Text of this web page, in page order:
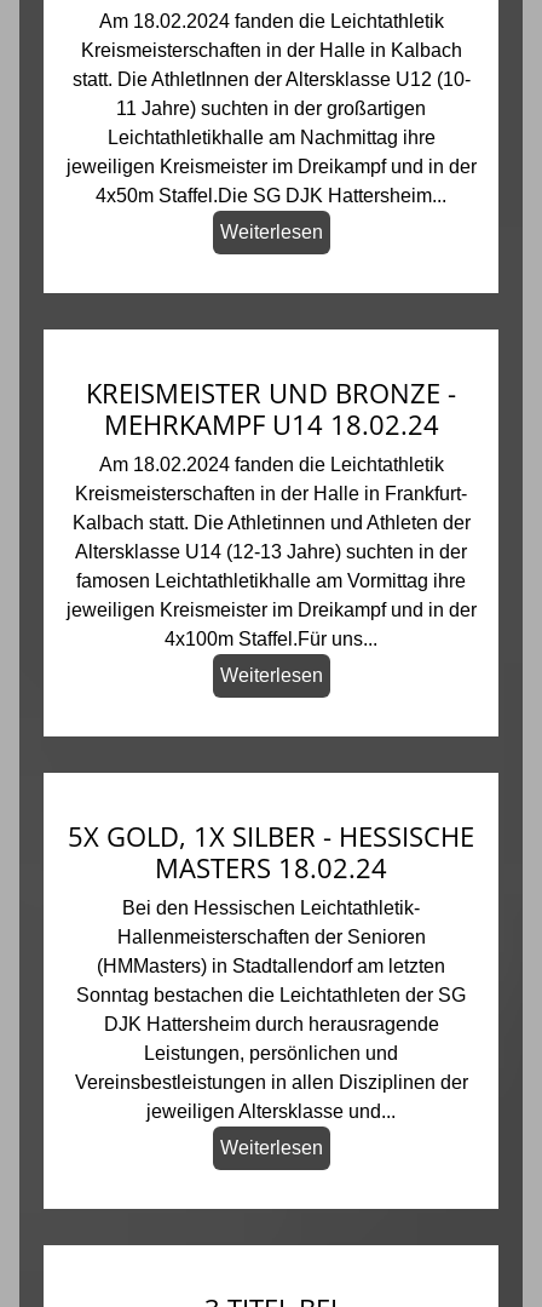
Am 18.02.2024 fanden die Leichtathletik
Kreismeisterschaften in der Halle in Kalbach
statt. Die AthletInnen der Altersklasse U12 (10-
11 Jahre) suchten in der großartigen
Leichtathletikhalle am Nachmittag ihre
jeweiligen Kreismeister im Dreikampf und in der
4x50m Staffel.Die SG DJK Hattersheim...
Weiterlesen
KREISMEISTER UND BRONZE -
MEHRKAMPF U14 18.02.24
Am 18.02.2024 fanden die Leichtathletik
Kreismeisterschaften in der Halle in Frankfurt-
Kalbach statt. Die Athletinnen und Athleten der
Altersklasse U14 (12-13 Jahre) suchten in der
famosen Leichtathletikhalle am Vormittag ihre
jeweiligen Kreismeister im Dreikampf und in der
4x100m Staffel.Für uns...
Weiterlesen
5X GOLD, 1X SILBER - HESSISCHE
MASTERS 18.02.24
Bei den Hessischen Leichtathletik-
Hallenmeisterschaften der Senioren
(HMMasters) in Stadtallendorf am letzten
Sonntag bestachen die Leichtathleten der SG
DJK Hattersheim durch herausragende
Leistungen, persönlichen und
Vereinsbestleistungen in allen Disziplinen der
jeweiligen Altersklasse und...
Weiterlesen